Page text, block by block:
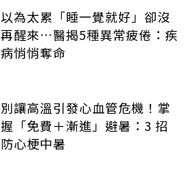
以為太累「睡一覺就好」卻沒
再醒來…醫揭5種異常疲倦：疾
病悄悄奪命
別讓高溫引發心血管危機！掌
握「免費＋漸進」避暑：3 招
防心梗中暑